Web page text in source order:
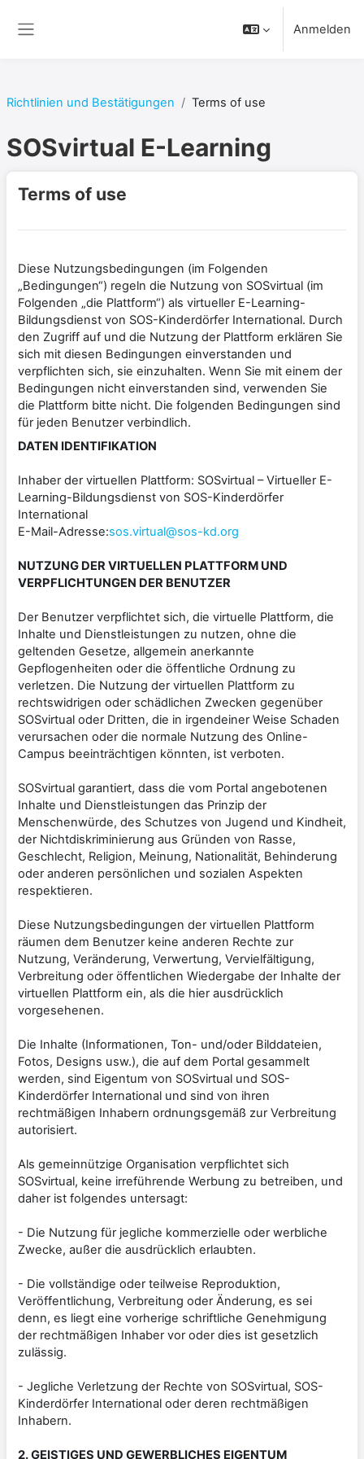
Anmelden
Richtlinien und Bestätigungen Terms of use
SOSvirtual E-Learning
Terms of use
Diese Nutzungsbedingungen (im Folgenden
„Bedingungen“) regeln die Nutzung von SOSvirtual (im
Folgenden „die Plattform“) als virtueller E-Learning-
Bildungsdienst von SOS-Kinderdörfer International. Durch
den Zugriff auf und die Nutzung der Plattform erklären Sie
sich mit diesen Bedingungen einverstanden und
verpflichten sich, sie einzuhalten. Wenn Sie mit einem der
Bedingungen nicht einverstanden sind, verwenden Sie
die Plattform bitte nicht. Die folgenden Bedingungen sind
für jeden Benutzer verbindlich.
DATEN IDENTIFIKATION
Inhaber der virtuellen Plattform: SOSvirtual – Virtueller E-
Learning-Bildungsdienst von SOS-Kinderdörfer
International
E-Mail-Adresse:sos.virtual@sos-kd.org
NUTZUNG DER VIRTUELLEN PLATTFORM UND
VERPFLICHTUNGEN DER BENUTZER
Der Benutzer verpflichtet sich, die virtuelle Plattform, die
Inhalte und Dienstleistungen zu nutzen, ohne die
geltenden Gesetze, allgemein anerkannte
Gepflogenheiten oder die öffentliche Ordnung zu
verletzen. Die Nutzung der virtuellen Plattform zu
rechtswidrigen oder schädlichen Zwecken gegenüber
SOSvirtual oder Dritten, die in irgendeiner Weise Schaden
verursachen oder die normale Nutzung des Online-
Campus beeinträchtigen könnten, ist verboten.
SOSvirtual garantiert, dass die vom Portal angebotenen
Inhalte und Dienstleistungen das Prinzip der
Menschenwürde, des Schutzes von Jugend und Kindheit,
der Nichtdiskriminierung aus Gründen von Rasse,
Geschlecht, Religion, Meinung, Nationalität, Behinderung
oder anderen persönlichen und sozialen Aspekten
respektieren.
Diese Nutzungsbedingungen der virtuellen Plattform
räumen dem Benutzer keine anderen Rechte zur
Nutzung, Veränderung, Verwertung, Vervielfältigung,
Verbreitung oder öffentlichen Wiedergabe der Inhalte der
virtuellen Plattform ein, als die hier ausdrücklich
vorgesehenen.
Die Inhalte (Informationen, Ton- und/oder Bilddateien,
Fotos, Designs usw.), die auf dem Portal gesammelt
werden, sind Eigentum von SOSvirtual und SOS-
Kinderdörfer International und sind von ihren
rechtmäßigen Inhabern ordnungsgemäß zur Verbreitung
autorisiert.
Als gemeinnützige Organisation verpflichtet sich
SOSvirtual, keine irreführende Werbung zu betreiben, und
daher ist folgendes untersagt:
- Die Nutzung für jegliche kommerzielle oder werbliche
Zwecke, außer die ausdrücklich erlaubten.
- Die vollständige oder teilweise Reproduktion,
Veröffentlichung, Verbreitung oder Änderung, es sei
denn, es liegt eine vorherige schriftliche Genehmigung
der rechtmäßigen Inhaber vor oder dies ist gesetzlich
zulässig.
- Jegliche Verletzung der Rechte von SOSvirtual, SOS-
Kinderdörfer International oder deren rechtmäßigen
Inhabern.
2. GEISTIGES UND GEWERBLICHES EIGENTUM